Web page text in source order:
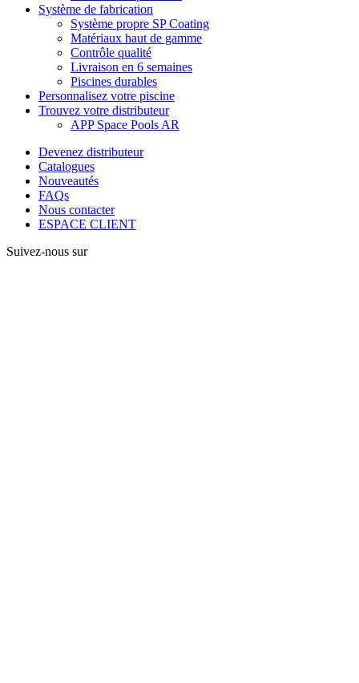
Système de fabrication
Système propre SP Coating
Matériaux haut de gamme
Contrôle qualité
Livraison en 6 semaines
Piscines durables
Personnalisez votre piscine
Trouvez votre distributeur
APP Space Pools AR
Devenez distributeur
Catalogues
Nouveautés
FAQs
Nous contacter
ESPACE CLIENT
Suivez-nous sur